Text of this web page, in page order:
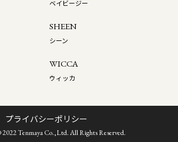
ベイビージー
SHEEN
シーン
WICCA
ウィッカ
プライバシーポリシー
Tenmaya Co.,Ltd. All Rights Reserved.